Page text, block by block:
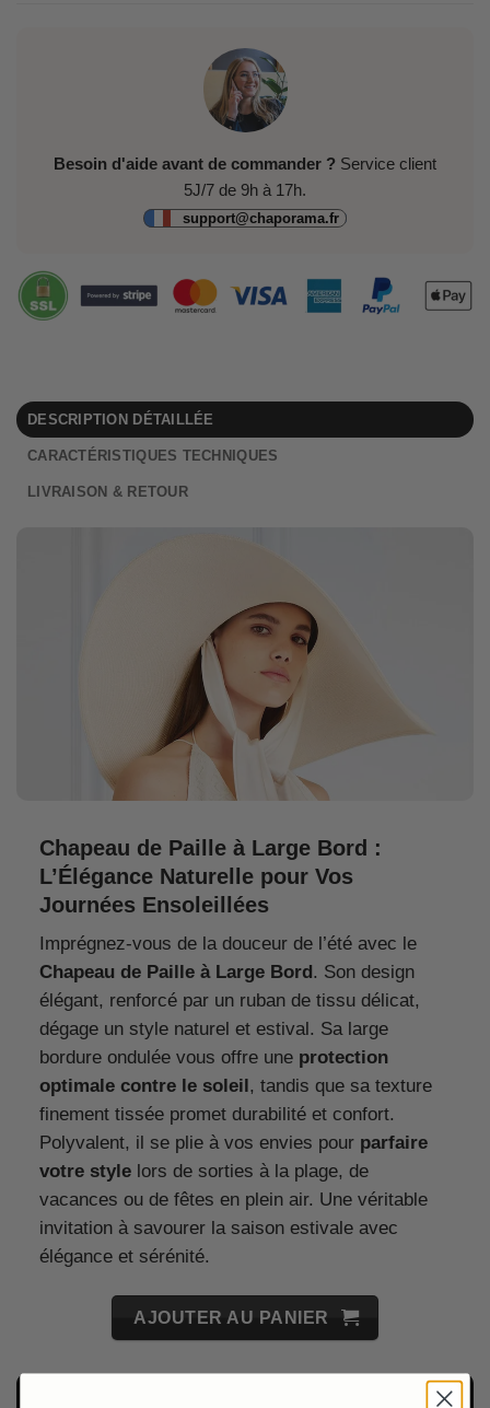
Besoin d'aide avant de commander ? Service client
5J/7 de 9h à 17h.
support@chaporama.fr
DESCRIPTION DÉTAILLÉE
CARACTÉRISTIQUES TECHNIQUES
LIVRAISON & RETOUR
Chapeau de Paille à Large Bord :
L’Élégance Naturelle pour Vos
Journées Ensoleillées
Imprégnez-vous de la douceur de l’été avec le
Chapeau de Paille à Large Bord . Son design
élégant, renforcé par un ruban de tissu délicat,
dégage un style naturel et estival. Sa large
bordure ondulée vous offre une protection
optimale contre le soleil , tandis que sa texture
finement tissée promet durabilité et confort.
Polyvalent, il se plie à vos envies pour parfaire
votre stylelors de sorties à la plage, de
vacances ou de fêtes en plein air. Une véritable
invitation à savourer la saison estivale avec
élégance et sérénité.
AJOUTER AU PANIER